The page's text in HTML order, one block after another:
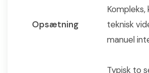
Opsætning
teknisk
manuel
Typisk to